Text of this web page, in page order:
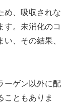
め、吸収されな
す。未消化のコ
、その結果、
ーゲン以外に配
こともありま